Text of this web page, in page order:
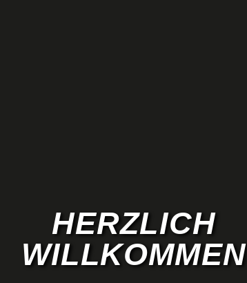
HERZLICH
WILLKOMMEN